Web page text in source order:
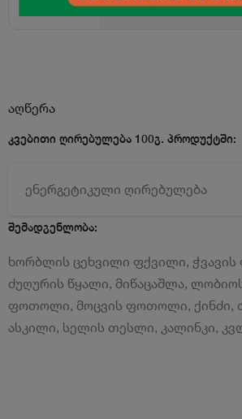
აღწერა
კვებითი ღირებულება 100გ. პროდუქტში:
ენერგეტიკული ღირებულება
შემადგენლობა:
ხორბლის ცეხვილი ფქვილი,
ძუღურის წყალი, მიწაცაშლა,
ფოთოლი, მოცვის ფოთოლი, ქინძი,
ასკილი, სელის თესლი, კალინკი,